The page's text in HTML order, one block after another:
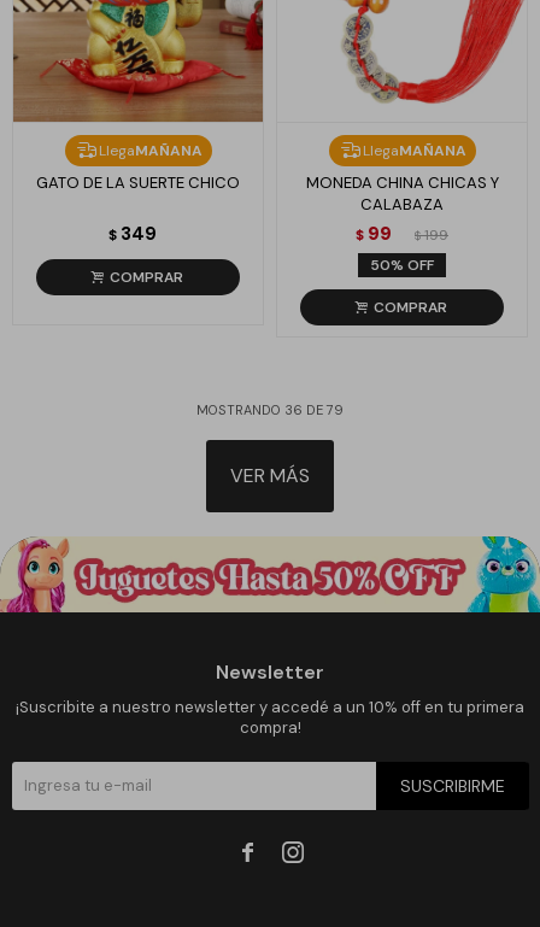
LlegaMAÑANA
GATO DE LA SUERTE CHICO
$ 349
LlegaMAÑANA
MONEDA CHINA CHICAS Y
CALABAZA
$ 99 $ 199
50
MOSTRANDO 36 DE 79
VER MÁS
Newsletter
¡Suscribite a nuestro newsletter y accedé a un 10% off en tu primera
compra!
SUSCRIBIRME
 